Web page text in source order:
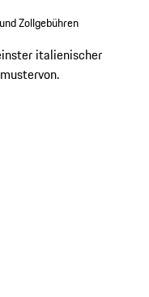
Zollgebühren
italienischer